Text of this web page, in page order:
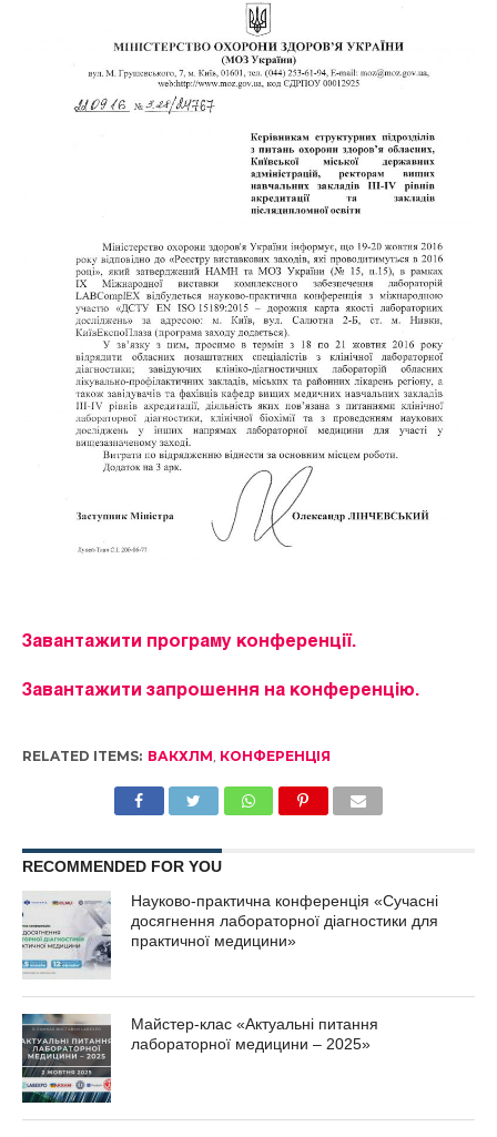
Завантажити програму конференції.
Завантажити запрошення на конференцію.
RELATED ITEMS: ВАКХЛМ, КОНФЕРЕНЦІЯ
RECOMMENDED FOR YOU
Науково-практична конференція «Сучасні
досягнення лабораторної діагностики для
практичної медицини»
Майстер-клас «Актуальні питання
лабораторної медицини – 2025»